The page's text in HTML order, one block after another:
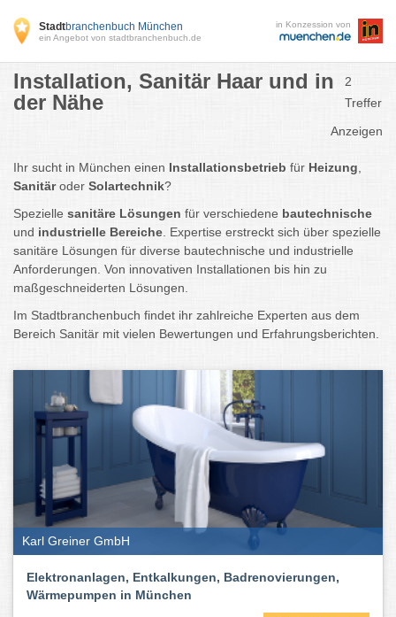
Stadtbranchenbuch München
ein Angebot von stadtbranchenbuch.de
in Konzession von
Installation, Sanitär Haar und in
der Nähe
2
Treffer
Anzeigen
Ihr sucht in München einen Installationsbetrieb für Heizung
Sanitäroder Solartechnik?
Spezielle sanitäre Lösungen für verschiedene bautechnische
und industrielle Bereiche Expertise erstreckt sich über spezielle
sanitäre Lösungen für diverse bautechnische und industrielle
Anforderungen. Von innovativen Installationen bis hin zu
maßgeschneiderten Lösungen.
Im Stadtbranchenbuch findet ihr zahlreiche Experten aus dem
Bereich Sanitär mit vielen Bewertungen und Erfahrungsberichten.
Karl Greiner GmbH
Elektronanlagen, Entkalkungen, Badrenovierungen,
Wärmepumpen in München